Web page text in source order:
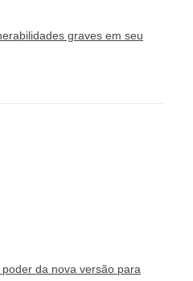
graves em seu
da nova versão para